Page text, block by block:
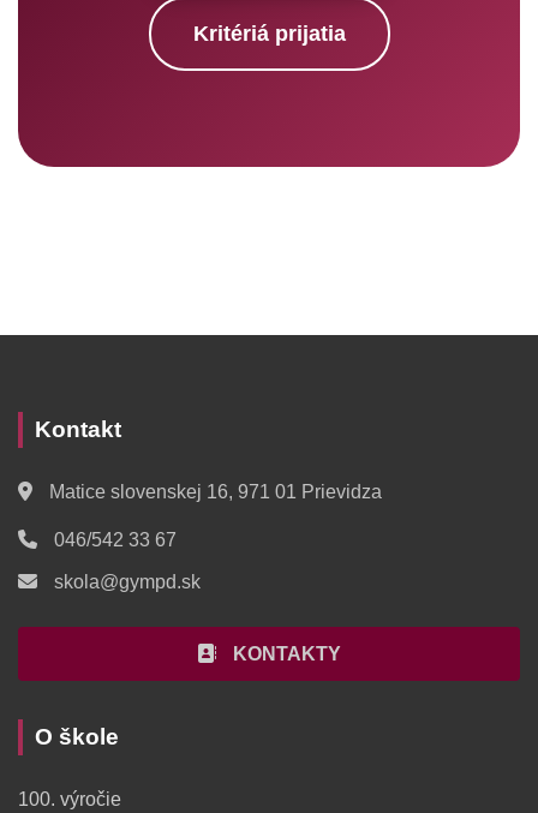
Kritériá prijatia
Kontakt
Matice slovenskej 16, 971 01 Prievidza
046/542 33 67
skola@gympd.sk
KONTAKTY
O škole
100. výročie